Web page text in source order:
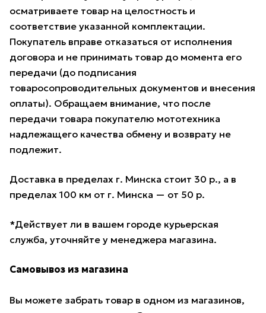
осматриваете товар на целостность и
соответствие указанной комплектации.
Покупатель вправе отказаться от исполнения
договора и не принимать товар до момента его
передачи (до подписания
товаросопроводительных документов и внесения
оплаты). Обращаем внимание, что после
передачи товара покупателю мототехника
надлежащего качества обмену и возврату не
подлежит.
Доставка в пределах г. Минска стоит 30 р., а в
пределах 100 км от г. Минска — от 50 р.
*Действует ли в вашем городе курьерская
служба, уточняйте у менеджера магазина.
Самовывоз из магазина
Вы можете забрать товар в одном из магазинов,